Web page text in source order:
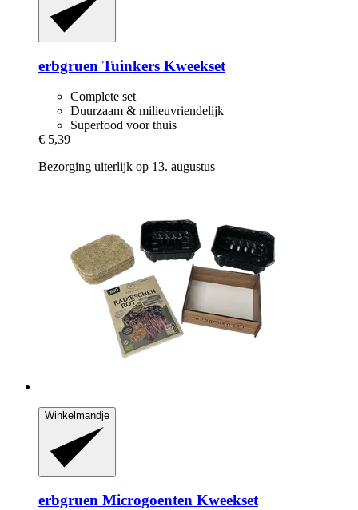
erbgruen Tuinkers Kweekset
Complete set
Duurzaam & milieuvriendelijk
Superfood voor thuis
€ 5,39
Bezorging uiterlijk op 13. augustus
Winkelmandje
erbgruen Microgoenten Kweekset